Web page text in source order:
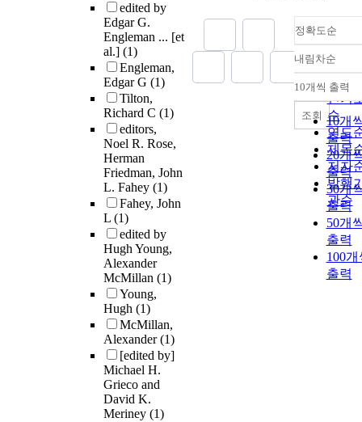
edited by
Edgar G.
Engleman ... [et
al.] (1)
Engleman,
Edgar G (1)
Tilton,
Richard C (1)
editors,
Noel R. Rose,
Herman
Friedman, John
L. Fahey (1)
Fahey, John
L (1)
edited by
Hugh Young,
Alexander
McMillan (1)
Young,
Hugh (1)
McMillan,
Alexander(1)
[edited by]
Michael H.
Grieco and
David K.
Meriney (1)
정확도순
정확
순
인기
순
연도
제목
저자
발행
관순
내림차순
내림
10개씩 출력
10개
출력
20개
출력
30개
출력
50개
출력
100개
출력
조회